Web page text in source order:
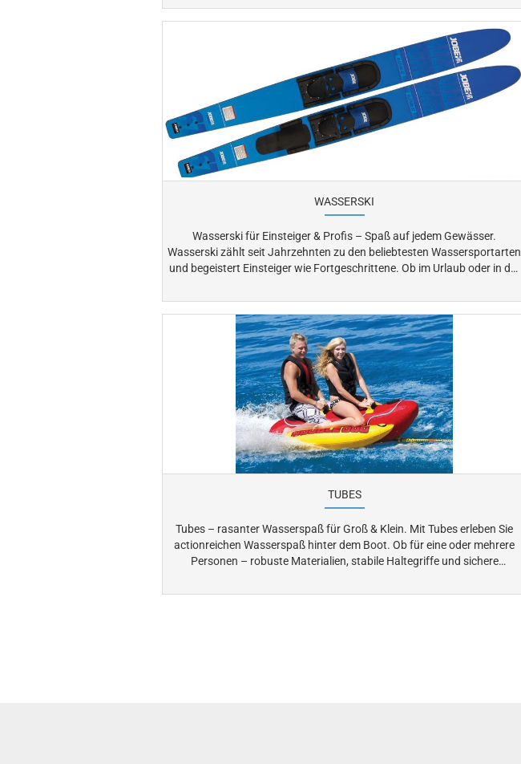
WASSERSKI
Wasserski für Einsteiger & Profis – Spaß auf jedem Gewässer.
Wasserski zählt seit Jahrzehnten zu den beliebtesten Wassersportarten
und begeistert Einsteiger wie Fortgeschrittene. Ob im Urlaub oder in der
Kinder sowie passendes Zubehör. Starten Sie jetzt durch und genießen
Sie unvergesslichen Fahrspaß auf dem Wasser.
TUBES
Tubes – rasanter Wasserspaß für Groß & Klein. Mit Tubes erleben Sie
actionreichen Wasserspaß hinter dem Boot. Ob für eine oder mehrere
Personen – robuste Materialien, stabile Haltegriffe und sichere
Sie strapazierfähige Towable-Tubes für Ihr nächstes Freizeitabenteuer